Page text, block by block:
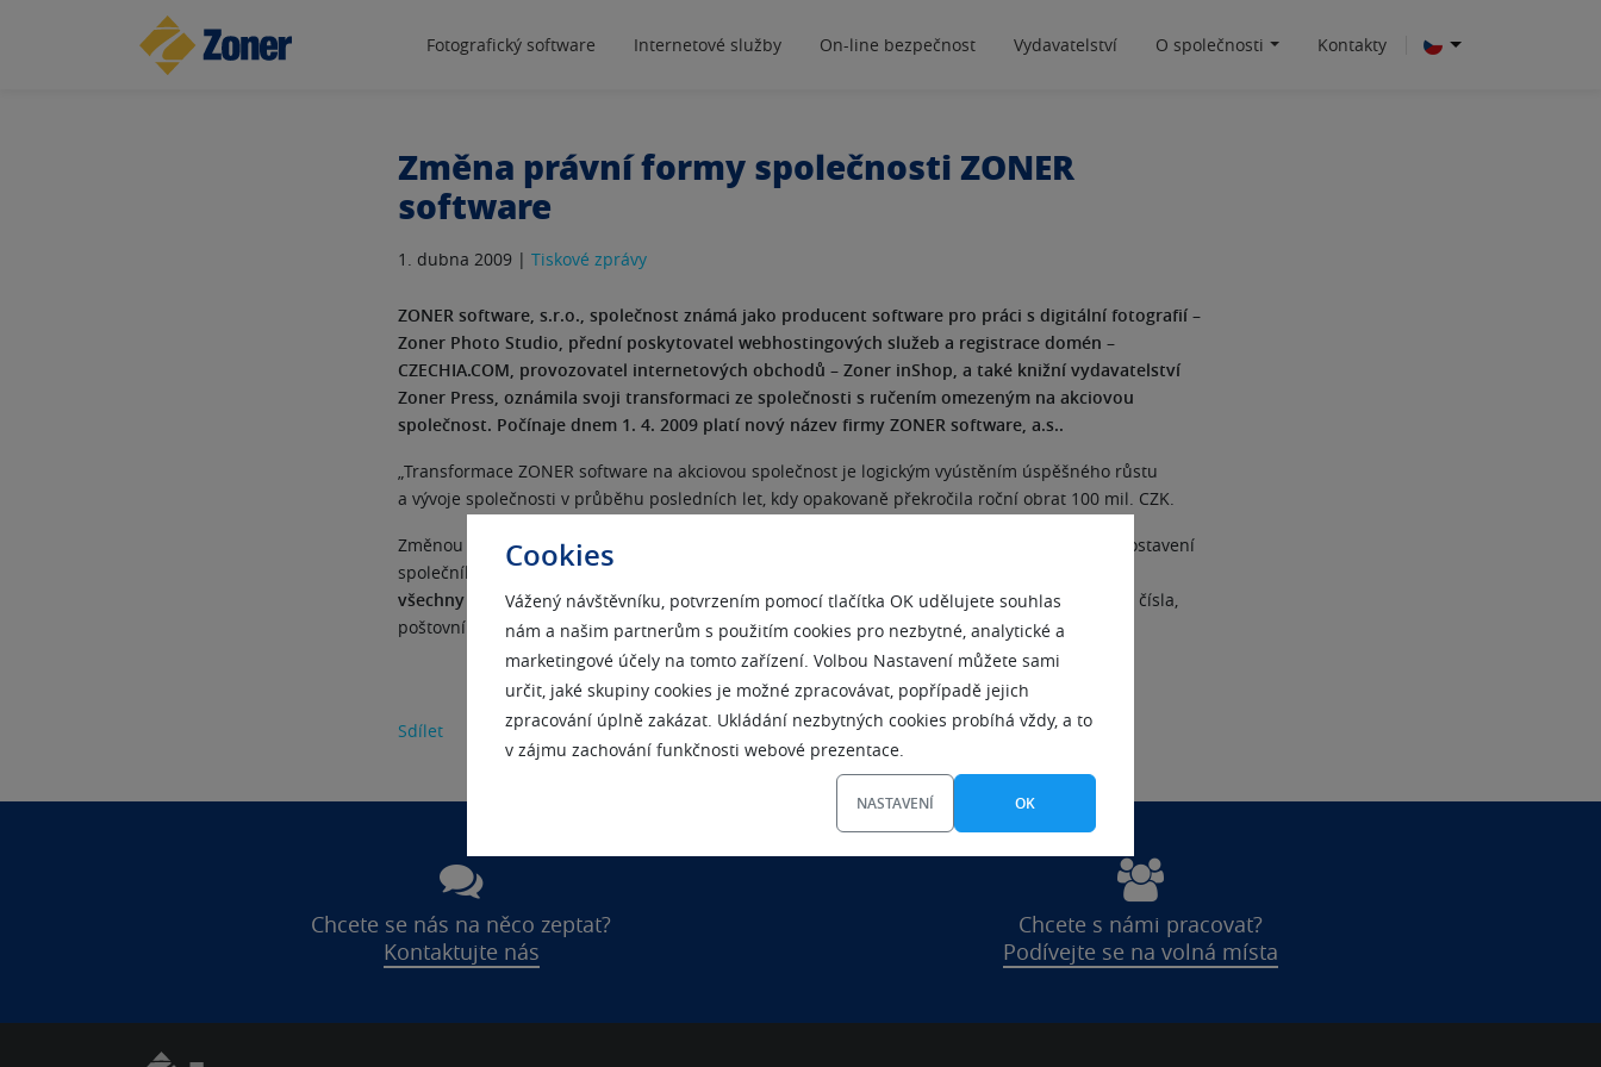
Cookies
Vážený návštěvníku, potvrzením pomocí tlačítka OK udělujete souhlas
nám a našim partnerům s použitím cookies pro nezbytné, analytické a
marketingové účely na tomto zařízení. Volbou Nastavení můžete sami
určit, jaké skupiny cookies je možné zpracovávat, popřípadě jejich
zpracování úplně zakázat. Ukládání nezbytných cookies probíhá vždy, a to
v zájmu zachování funkčnosti webové prezentace.
NASTAVENÍ OK
Fotografický software Internetové služby On-line bezpečnost Vydavatelství O společnosti Kontakty
Změna právní formy společnosti ZONER
software
1. dubna 2009 | Tiskové zprávy
ZONER software, s.r.o., společnost známá jako producent software pro práci s digitální fotografií –
Zoner Photo Studio, přední poskytovatel webhostingových služeb a registrace domén –
CZECHIA.COM, provozovatel internetových obchodů – Zoner inShop, a také knižní vydavatelství
Zoner Press, oznámila svoji transformaci ze společnosti s ručením omezeným na akciovou
společnost. Počínaje dnem 1. 4. 2009 platí nový název firmy ZONER software, a.s..
„Transformace ZONER software na akciovou společnost je logickým vyústěním úspěšného růstu
a vývoje společnosti v průběhu posledních let, kdy opakovaně překročila roční obrat 100 mil. CZK.
Změnou právní formy společnost s.r.o. nezaniká, pouze se mění vnitřní struktura a právní postavení
společníků na akcionáře. Vlastnická struktura zůstává beze změn.
všechny důležité identifikační údaje a kontakty– IČ, DIČ, adresa sídla společnosti, telefonní čísla,
poštovní a e-mailové adresy, bankovní spojení atd.
Sdílet
Chcete se nás na něco zeptat?
Kontaktujte nás
Chcete s námi pracovat?
Podívejte se na volná místa